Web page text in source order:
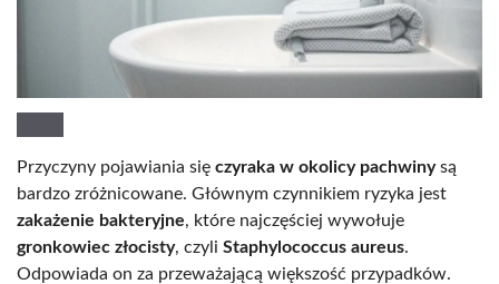
Przyczyny pojawiania się czyraka w okolicy pachwinysą
bardzo zróżnicowane. Głównym czynnikiem ryzyka jest
zakażenie bakteryjne, które najczęściej wywołuje
gronkowiec złocisty, czyli Staphylococcus aureus.
Odpowiada on za przeważającą większość przypadków.